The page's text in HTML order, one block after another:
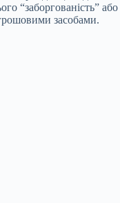
“заборгованість” або
засобами.